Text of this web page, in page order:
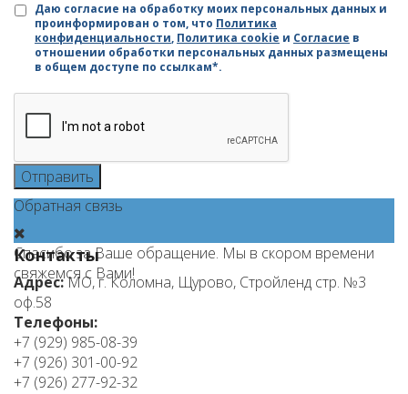
Даю согласие на обработку моих персональных данных и
проинформирован о том, что Политика
конфиденциальности, Политика cookie и Согласие в
отношении обработки персональных данных размещены
в общем доступе по ссылкам*.
Отправить
Обратная связь
Спасибо за Ваше обращение. Мы в скором времени
свяжемся с Вами!
Контакты
Адрес:МО, г. Коломна, Щурово, Стройленд стр. №3
оф.58
Телефоны:
+7 (929) 985-08-39
+7 (926) 301-00-92
+7 (926) 277-92-32